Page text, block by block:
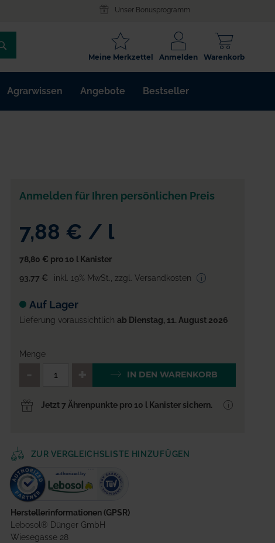
Unser Bonusprogramm
/
ARTIKELNR.
/
Warenkorb
Anmelden
Meine Merkzettel
Agrarwissen Angebote Bestseller
Anmelden für Ihren persönlichen Preis
7,88 € / l
78,80 € pro 10 l Kanister
93,77 €
inkl. 19% MwSt. zzgl. Versandkosten
Auf Lager
Lieferung voraussichtlich ab Dienstag, 11. August 2026
Menge
QTY_CONTROL_DECREASE
IN DEN WARENKORB
Jetzt 7 Ährenpunkte pro 10 l Kanister sichern.
ZUR VERGLEICHSLISTE HINZUFÜGEN
Herstellerinformationen (GPSR)
Lebosol® Dünger GmbH
Wiesegasse 28